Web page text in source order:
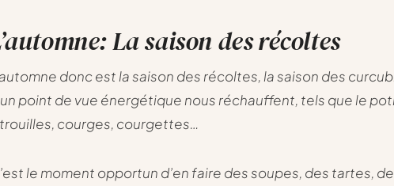
La saison des récoltes
donc est la saison des récoltes, la saison des
point de vue énergétique nous réchauffent, tels que le
courges, courgettes…
le moment opportun d’en faire des soupes, des tartes,